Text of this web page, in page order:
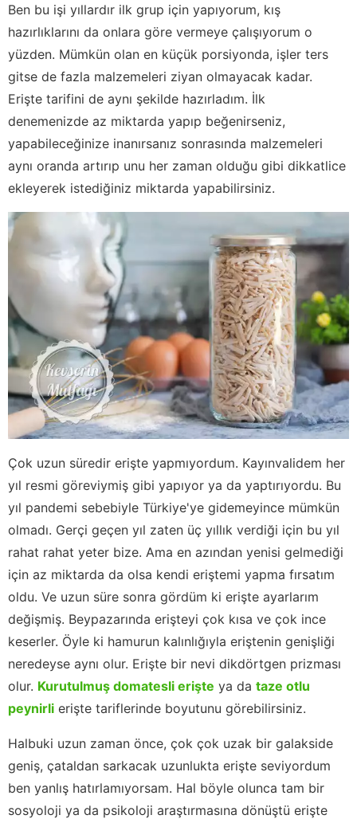
Ben bu işi yıllardır ilk grup için yapıyorum, kış
hazırlıklarını da onlara göre vermeye çalışıyorum o
yüzden. Mümkün olan en küçük porsiyonda, işler ters
gitse de fazla malzemeleri ziyan olmayacak kadar.
Erişte tarifini de aynı şekilde hazırladım. İlk
denemenizde az miktarda yapıp beğenirseniz,
yapabileceğinize inanırsanız sonrasında malzemeleri
aynı oranda artırıp unu her zaman olduğu gibi dikkatlice
ekleyerek istediğiniz miktarda yapabilirsiniz.
Çok uzun süredir erişte yapmıyordum. Kayınvalidem her
yıl resmi göreviymiş gibi yapıyor ya da yaptırıyordu. Bu
yıl pandemi sebebiyle Türkiye'ye gidemeyince mümkün
olmadı. Gerçi geçen yıl zaten üç yıllık verdiği için bu yıl
rahat rahat yeter bize. Ama en azından yenisi gelmediği
için az miktarda da olsa kendi eriştemi yapma fırsatım
oldu. Ve uzun süre sonra gördüm ki erişte ayarlarım
değişmiş. Beypazarında erişteyi çok kısa ve çok ince
keserler. Öyle ki hamurun kalınlığıyla eriştenin genişliği
neredeyse aynı olur. Erişte bir nevi dikdörtgen prizması
olur. Kurutulmuş domatesli erişte ya da taze otlu
peynirli erişte tariflerinde boyutunu görebilirsiniz.
Halbuki uzun zaman önce, çok çok uzak bir galakside
geniş, çataldan sarkacak uzunlukta erişte seviyordum
ben yanlış hatırlamıyorsam. Hal böyle olunca tam bir
sosyoloji ya da psikoloji araştırmasına dönüştü erişte